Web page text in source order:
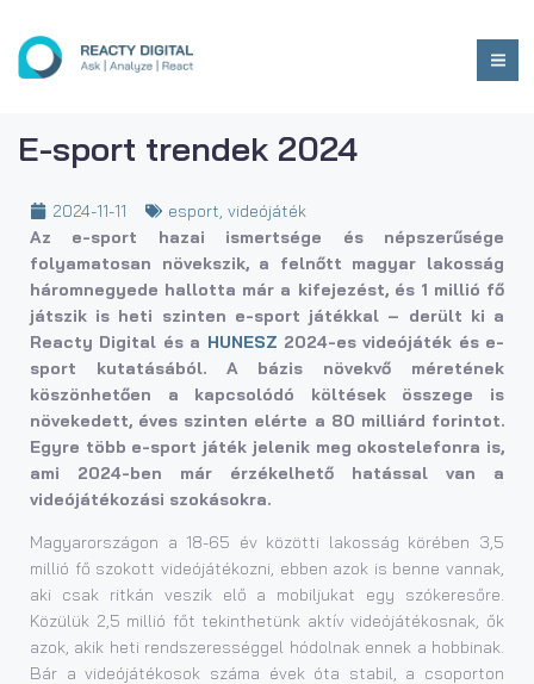
E-sport trendek 2024
2024-11-11 esport, videójáték
Az e-sport hazai ismertsége és népszerűsége
folyamatosan növekszik, a felnőtt magyar lakosság
háromnegyede hallotta már a kifejezést, és 1 millió fő
játszik is heti szinten e-sport játékkal – derült ki a
Reacty Digital és a HUNESZ 2024-es videójáték és e-
sport kutatásából. A bázis növekvő méretének
köszönhetően a kapcsolódó költések összege is
növekedett, éves szinten elérte a 80 milliárd forintot.
Egyre több e-sport játék jelenik meg okostelefonra is,
ami 2024-ben már érzékelhető hatással van a
videójátékozási szokásokra.
Magyarországon a 18-65 év közötti lakosság körében 3,5
millió fő szokott videójátékozni, ebben azok is benne vannak,
aki csak ritkán veszik elő a mobiljukat egy szókeresőre.
Közülük 2,5 millió főt tekinthetünk aktív videójátékosnak, ők
azok, akik heti rendszerességgel hódolnak ennek a hobbinak.
Bár a videójátékosok száma évek óta stabil, a csoporton